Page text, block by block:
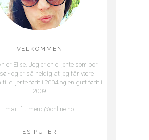
VELKOMMEN
er Elise. Jeg er en ei jente som bor i
- og er så heldig at jeg får være
til ei jente født i 2004 og en gutt født i
2009.
mail: f-t-meng@online.no
ES PUTER